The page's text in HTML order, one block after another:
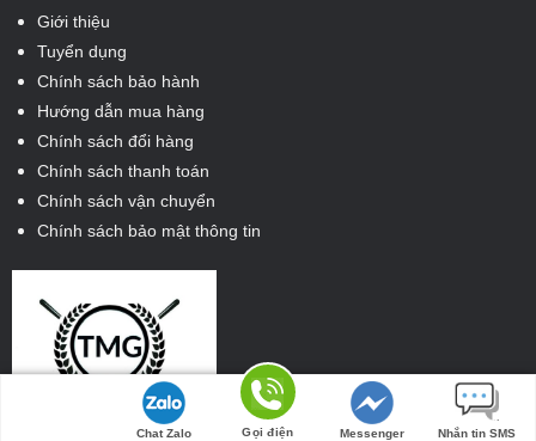
Giới thiệu
Tuyển dụng
Chính sách bảo hành
Hướng dẫn mua hàng
Chính sách đổi hàng
Chính sách thanh toán
Chính sách vận chuyển
Chính sách bảo mật thông tin
Chat Zalo Gọi điện Messenger Nhắn tin SMS